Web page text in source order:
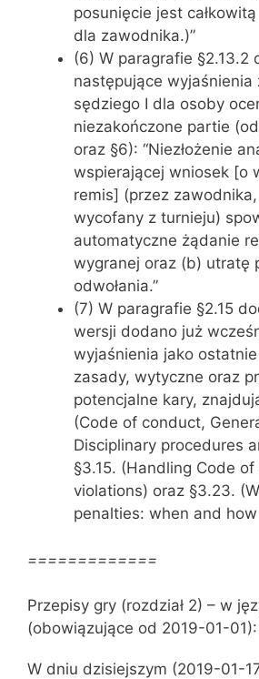
posunięcie jest
dla zawodnika.)”
(6) W paragrafie §2.13.2
następujące wyjaśnienia
sędziego I dla osoby
niezakończone partie
oraz §6): “Niezłożenie
wspierającej wniosek [o
remis] (przez
wycofany z turnieju)
automatyczne żądanie
wygranej oraz (b) utratę
odwołania.”
(7) W paragrafie §2.15
wersji dodano już
wyjaśnienia jako
zasady, wytyczne oraz
potencjalne kary,
(Code of conduct,
Disciplinary procedures
§3.15. (Handling Code
violations) oraz §3.23.
penalties: when and
=============
Przepisy gry (rozdział 2) – w
(obowiązujące od 2019-01-01):
W dniu dzisiejszym (2019-01-